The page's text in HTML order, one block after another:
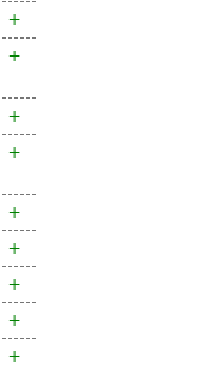
+
+
+
+
+
+
+
+
+